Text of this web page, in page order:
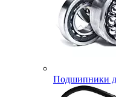
Подшипники